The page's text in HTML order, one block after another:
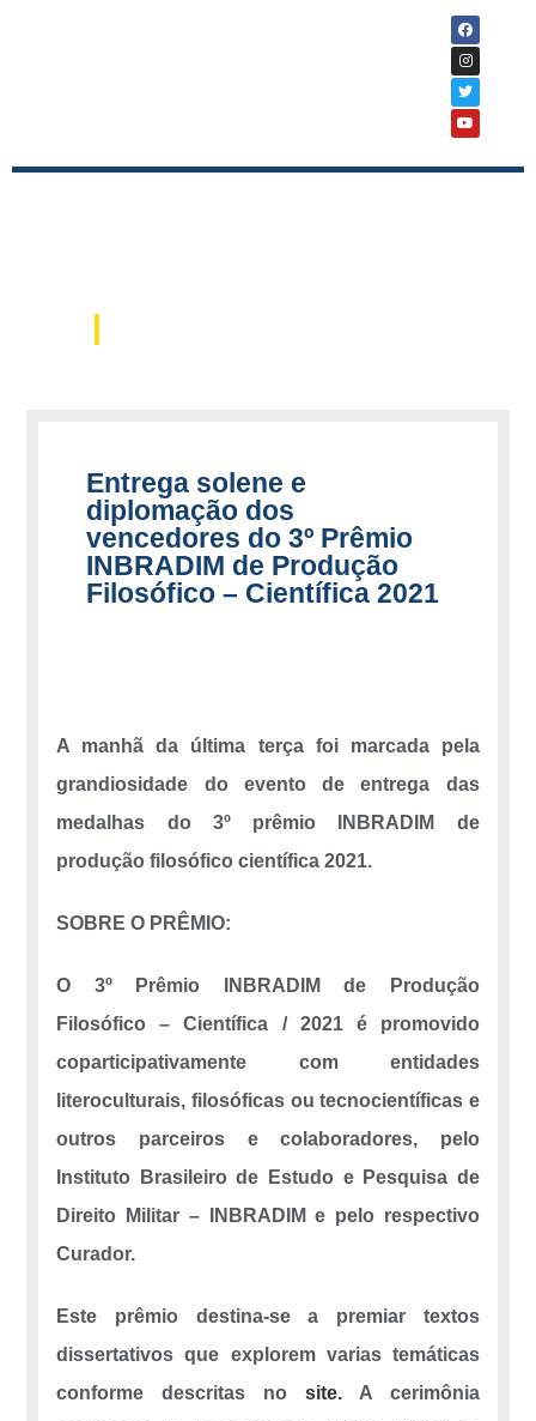
|
Entrega solene e
diplomação dos
vencedores do 3º Prêmio
INBRADIM de Produção
Filosófico – Científica 2021
A manhã da última terça foi marcada pela
grandiosidade do evento de entrega das
medalhas do 3º prêmio INBRADIM de
produção filosófico científica 2021.
SOBRE O PRÊMIO:
O 3º Prêmio INBRADIM de Produção
Filosófico – Científica / 2021 é promovido
coparticipativamente com entidades
literoculturais, filosóficas ou tecnocientíficas e
outros parceiros e colaboradores, pelo
Instituto Brasileiro de Estudo e Pesquisa de
Direito Militar – INBRADIM e pelo respectivo
Curador.
Este prêmio destina-se a premiar textos
dissertativos que explorem varias temáticas
conforme descritas no site.A cerimônia